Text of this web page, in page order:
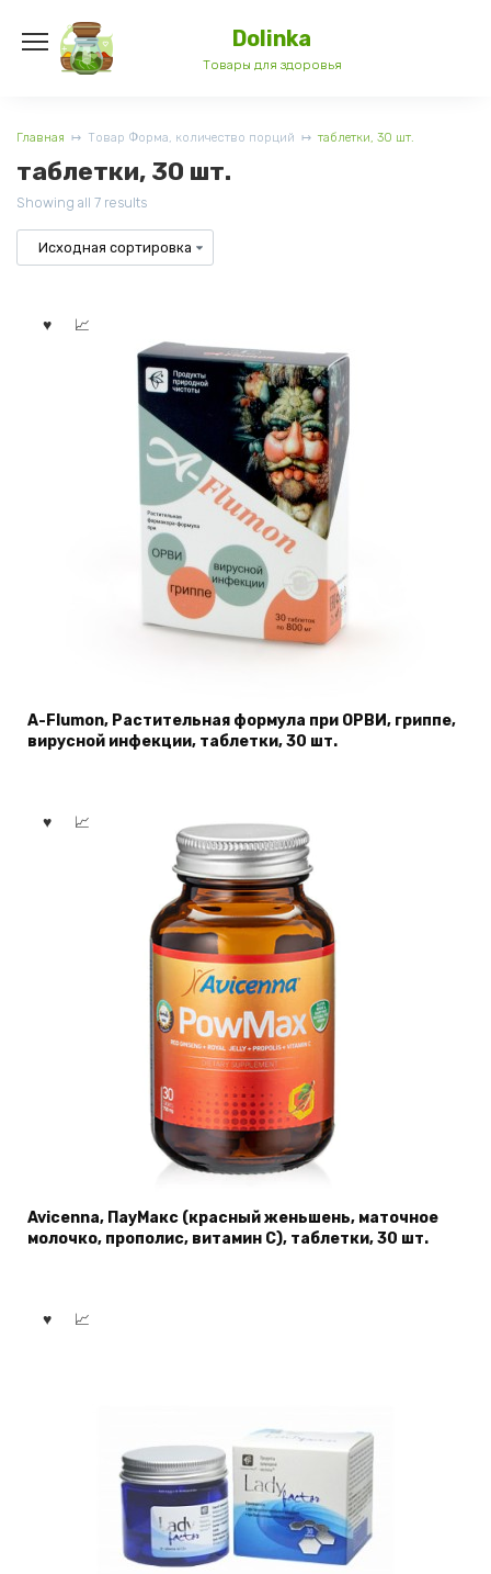
содержанию
Dolinka
Товары для здоровья
Главная Товар Форма, количество порций таблетки, 30 шт.
таблетки, 30 шт.
Showing all 7 results
A-Flumon, Растительная формула при ОРВИ, гриппе,
вирусной инфекции, таблетки, 30 шт.
Avicenna, ПауМакс (красный женьшень, маточное
молочко, прополис, витамин С), таблетки, 30 шт.